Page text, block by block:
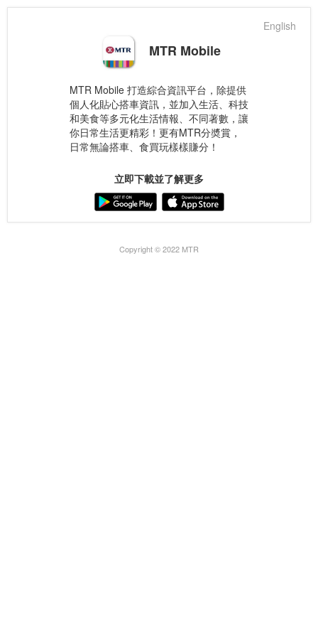
English
MTR Mobile
MTR Mobile 打造綜合資訊平台，除提供
個人化貼心搭車資訊，並加入生活、科技
和美食等多元化生活情報、不同著數，讓
你日常生活更精彩！更有MTR分奬賞，
日常無論搭車、食買玩樣樣賺分！
立即下載並了解更多
Copyright © 2022 MTR